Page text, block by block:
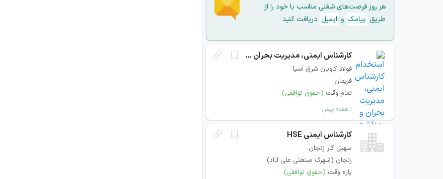
هر روز فرصت‌های شغلی مناسب با خود را از
طریق پیامک و ایمیل دریافت کنید
کارشناس ایمنی، مدیریت بحران و بهداشت حرفه ای نیروگاه
فولاد کاویان شرق آسیا
فریمان
تمام وقت (حقوق توافقی)
۱ هفته پیش
کارشناس ایمنی HSE
سهيل گاز زنجان
زنجان (شهرک صنعتی علی آباد)
پاره وقت (حقوق توافقی)